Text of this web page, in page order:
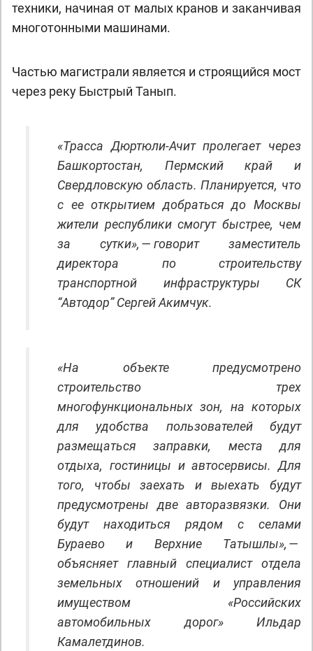
техники, начиная от малых кранов и заканчивая
многотонными машинами.
Частью магистрали является и строящийся мост
через реку Быстрый Танып.
«Трасса Дюртюли-Ачит пролегает через
Башкортостан, Пермский край и
Свердловскую область. Планируется, что
с ее открытием добраться до Москвы
жители республики смогут быстрее, чем
за сутки», — говорит заместитель
директора по строительству
транспортной инфраструктуры СК
“Автодор” Сергей Акимчук.
«На объекте предусмотрено
строительство трех
многофункциональных зон, на которых
для удобства пользователей будут
размещаться заправки, места для
отдыха, гостиницы и автосервисы. Для
того, чтобы заехать и выехать будут
предусмотрены две авторазвязки. Они
будут находиться рядом с селами
Бураево и Верхние Татышлы», —
объясняет главный специалист отдела
земельных отношений и управления
имуществом «Российских
автомобильных дорог» Ильдар
Камалетдинов.